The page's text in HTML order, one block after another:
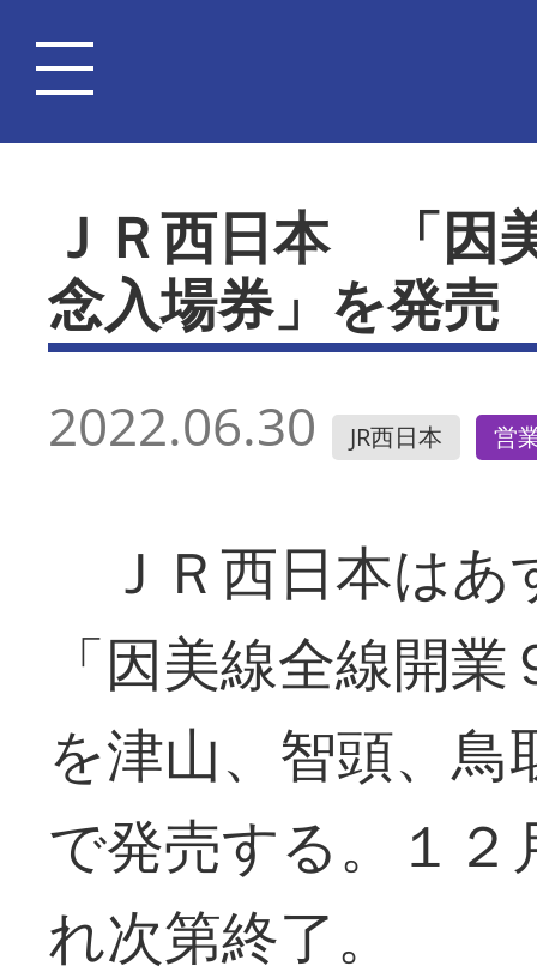
ＪＲ西日本 「因
念入場券」を発売
2022.06.30 JR西日本 営
ＪＲ西日本はあ
「因美線全線開
を津山、智頭、
で発売する。１
れ次第終了。